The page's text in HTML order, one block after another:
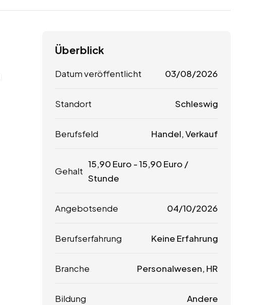
Überblick
Datum veröffentlicht 03/08/2026
Standort Schleswig
Berufsfeld Handel, Verkauf
Gehalt
15,90 Euro -15,90 Euro /
Stunde
Angebotsende 04/10/2026
Berufserfahrung Keine Erfahrung
Branche Personalwesen, HR
Bildung Andere